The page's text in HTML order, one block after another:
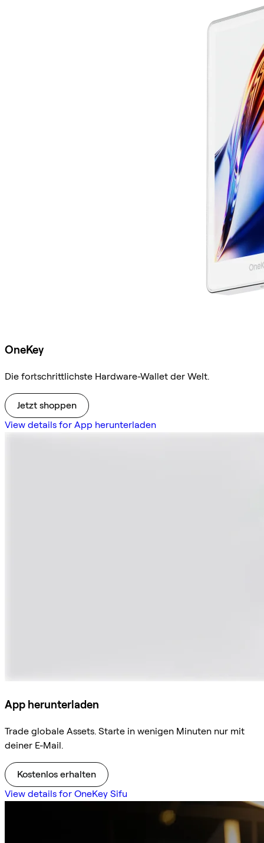
OneKey
Die fortschrittlichste Hardware-Wallet der Welt.
Jetzt shoppen
View details for App herunterladen
App herunterladen
Trade globale Assets. Starte in wenigen Minuten nur mit
deiner E-Mail.
Kostenlos erhalten
View details for OneKey Sifu